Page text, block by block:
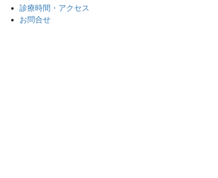
診療時間・アクセス
お問合せ